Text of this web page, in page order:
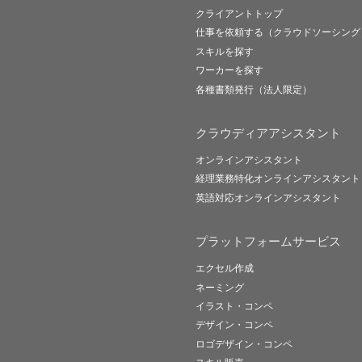
クライアントトップ
仕事を依頼する（クラウドソーシング
スキルを探す
ワーカーを探す
各種書類発行（法人限定）
クラウディアアシスタント
オンラインアシスタント
経理業務特化オンラインアシスタント
英語対応オンラインアシスタント
プラットフォームサービス
エクセル作成
ネーミング
イラスト・コンペ
デザイン・コンペ
ロゴデザイン・コンペ